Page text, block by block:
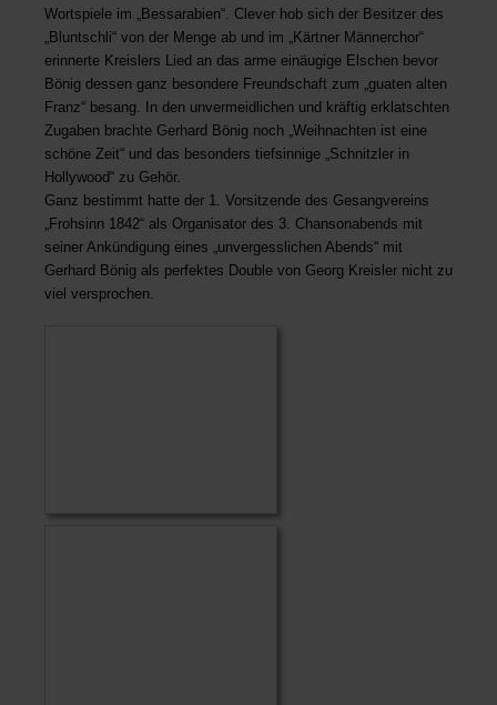
Wortspiele im „Bessarabien“. Clever hob sich der Besitzer des
„Bluntschli“ von der Menge ab und im „Kärtner Männerchor“
erinnerte Kreislers Lied an das arme einäugige Elschen bevor
Bönig dessen ganz besondere Freundschaft zum „guaten alten
Franz“ besang. In den unvermeidlichen und kräftig erklatschten
Zugaben brachte Gerhard Bönig noch „Weihnachten ist eine
schöne Zeit“ und das besonders tiefsinnige „Schnitzler in
Hollywood“ zu Gehör.
Ganz bestimmt hatte der 1. Vorsitzende des Gesangvereins
„Frohsinn 1842“ als Organisator des 3. Chansonabends mit
seiner Ankündigung eines „unvergesslichen Abends“ mit
Gerhard Bönig als perfektes Double von Georg Kreisler nicht zu
viel versprochen.